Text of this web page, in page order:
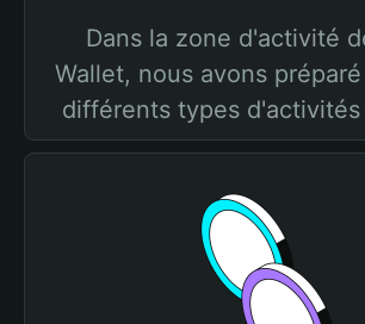
Dans la zone d'activité
Wallet, nous avons
différents types d'activités